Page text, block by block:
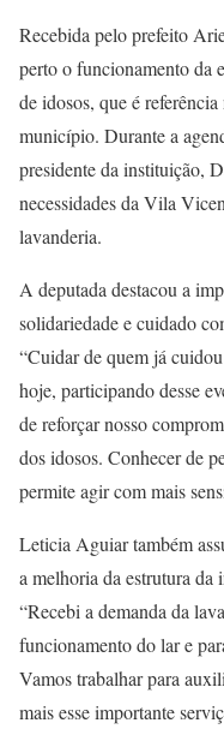
Recebida pelo prefeito
perto o funcionamento da
de idosos, que é
município. Durante a
presidente da instituição,
necessidades da Vila
lavanderia.
A deputada destacou a
solidariedade e cuidado
“Cuidar de quem já
hoje, participando desse
de reforçar nosso
dos idosos. Conhecer de
permite agir com mais
Leticia Aguiar também
a melhoria da estrutura da
“Recebi a demanda da
funcionamento do lar e
Vamos trabalhar para
mais esse importante